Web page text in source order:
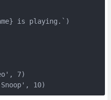
is playing.`)
7)